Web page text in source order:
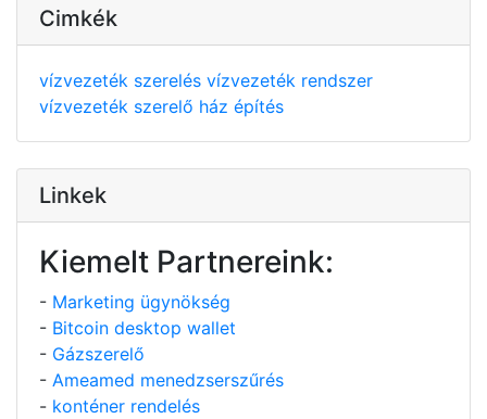
Cimkék
vízvezeték szerelés vízvezeték rendszer
vízvezeték szerelő ház építés
Linkek
Kiemelt Partnereink:
- Marketing ügynökség
- Bitcoin desktop wallet
- Gázszerelő
- Ameamed menedzserszűrés
- konténer rendelés